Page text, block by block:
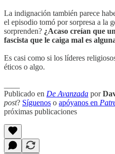
La indignación también parece
el episodio tomó por sorpresa a la
sorprenden? ¿Acaso creían que
fascista que le caiga mal es
Es casi como si los líderes
éticos o algo.
Publicado en De Avanzada por
post? Síguenos o apóyanos en
próximas publicaciones